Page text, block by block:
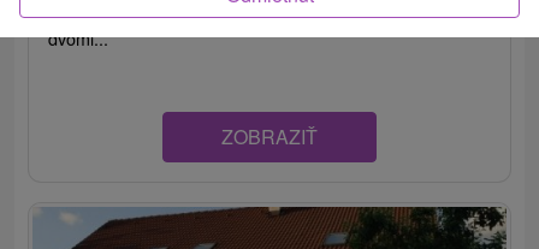
Západných Tatier, v liptovskej dedinke Žiar, disponuje
dvomi...
ZOBRAZIŤ